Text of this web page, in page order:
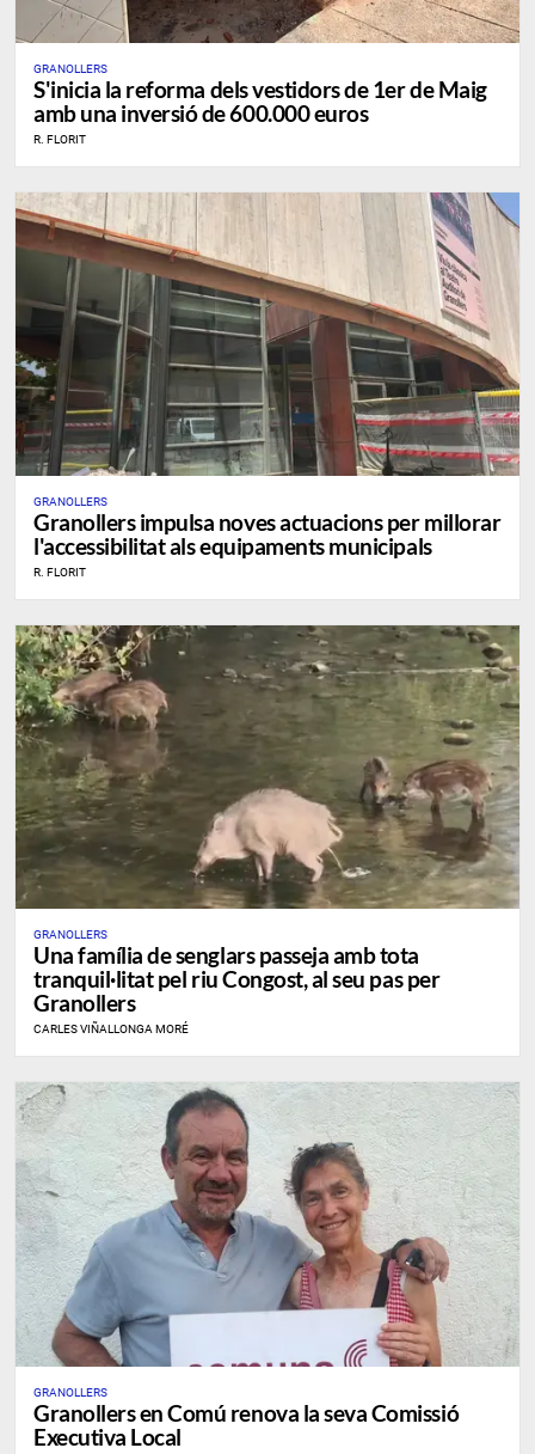
GRANOLLERS
S'inicia la reforma dels vestidors de 1er de Maig
amb una inversió de 600.000 euros
R. FLORIT
GRANOLLERS
Granollers impulsa noves actuacions per millorar
l'accessibilitat als equipaments municipals
R. FLORIT
GRANOLLERS
Una família de senglars passeja amb tota
tranquil·litat pel riu Congost, al seu pas per
Granollers
CARLES VIÑALLONGA MORÉ
GRANOLLERS
Granollers en Comú renova la seva Comissió
Executiva Local